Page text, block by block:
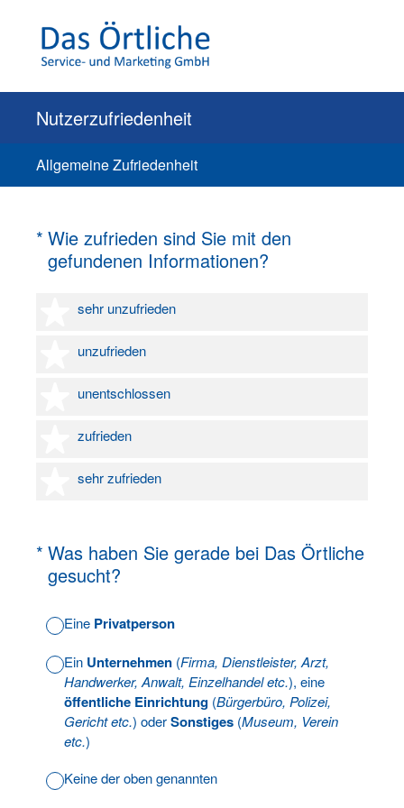
Nutzerzufriedenheit
Allgemeine Zufriedenheit
* Wie zufrieden sind Sie mit den
gefundenen Informationen?
(Erforderlich.)
sehr unzufrieden
1 Stern
unzufrieden
2 Sterne
unentschlossen
3 Sterne
zufrieden
4 Sterne
sehr zufrieden
5 Sterne
* Was haben Sie gerade bei Das Örtliche
gesucht?
(Erforderlich.)
Eine Privatperson
Ein Unternehmen (Firma, Dienstleister, Arzt,
Handwerker, Anwalt, Einzelhandel etc.), eine
öffentliche Einrichtung (Bürgerbüro, Polizei,
Gericht etc.) oderSonstiges (Museum, Verein
etc.)
Keine der oben genannten